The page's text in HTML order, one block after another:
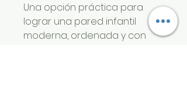
Una opción práctica para
lograr una pared infantil
moderna, ordenada y con